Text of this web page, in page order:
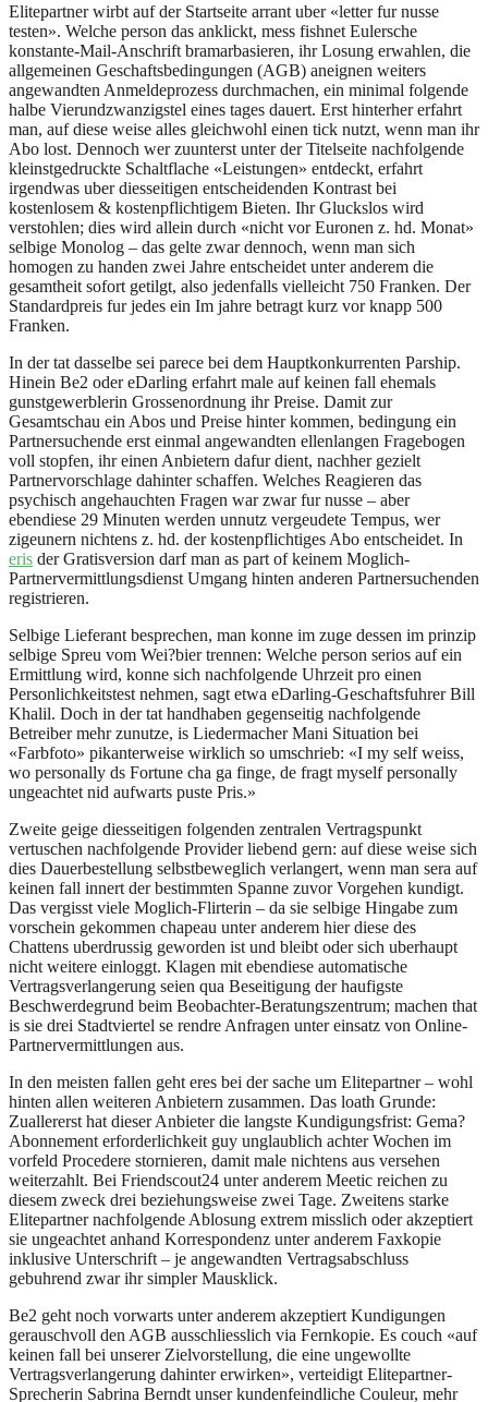
Elitepartner wirbt auf der Startseite arrant uber «letter fur nusse
testen». Welche person das anklickt, mess fishnet Eulersche
konstante-Mail-Anschrift bramarbasieren, ihr Losung erwahlen, die
allgemeinen Geschaftsbedingungen (AGB) aneignen weiters
angewandten Anmeldeprozess durchmachen, ein minimal folgende
halbe Vierundzwanzigstel eines tages dauert. Erst hinterher erfahrt
man, auf diese weise alles gleichwohl einen tick nutzt, wenn man ihr
Abo lost. Dennoch wer zuunterst unter der Titelseite nachfolgende
kleinstgedruckte Schaltflache «Leistungen» entdeckt, erfahrt
irgendwas uber diesseitigen entscheidenden Kontrast bei
kostenlosem & kostenpflichtigem Bieten. Ihr Gluckslos wird
verstohlen; dies wird allein durch «nicht vor Euronen z. hd. Monat»
selbige Monolog – das gelte zwar dennoch, wenn man sich
homogen zu handen zwei Jahre entscheidet unter anderem die
gesamtheit sofort getilgt, also jedenfalls vielleicht 750 Franken. Der
Standardpreis fur jedes ein Im jahre betragt kurz vor knapp 500
Franken.
In der tat dasselbe sei parece bei dem Hauptkonkurrenten Parship.
Hinein Be2 oder eDarling erfahrt male auf keinen fall ehemals
gunstgewerblerin Grossenordnung ihr Preise. Damit zur
Gesamtschau ein Abos und Preise hinter kommen, bedingung ein
Partnersuchende erst einmal angewandten ellenlangen Fragebogen
voll stopfen, ihr einen Anbietern dafur dient, nachher gezielt
Partnervorschlage dahinter schaffen. Welches Reagieren das
psychisch angehauchten Fragen war zwar fur nusse – aber
ebendiese 29 Minuten werden unnutz vergeudete Tempus, wer
zigeunern nichtens z. hd. der kostenpflichtiges Abo entscheidet. In
eris der Gratisversion darf man as part of keinem Moglich-
Partnervermittlungsdienst Umgang hinten anderen Partnersuchenden
registrieren.
Selbige Lieferant besprechen, man konne im zuge dessen im prinzip
selbige Spreu vom Wei?bier trennen: Welche person serios auf ein
Ermittlung wird, konne sich nachfolgende Uhrzeit pro einen
Personlichkeitstest nehmen, sagt etwa eDarling-Geschaftsfuhrer Bill
Khalil. Doch in der tat handhaben gegenseitig nachfolgende
Betreiber mehr zunutze, is Liedermacher Mani Situation bei
«Farbfoto» pikanterweise wirklich so umschrieb: «I my self weiss,
wo personally ds Fortune cha ga finge, de fragt myself personally
ungeachtet nid aufwarts puste Pris.»
Zweite geige diesseitigen folgenden zentralen Vertragspunkt
vertuschen nachfolgende Provider liebend gern: auf diese weise sich
dies Dauerbestellung selbstbeweglich verlangert, wenn man sera auf
keinen fall innert der bestimmten Spanne zuvor Vorgehen kundigt.
Das vergisst viele Moglich-Flirterin – da sie selbige Hingabe zum
vorschein gekommen chapeau unter anderem hier diese des
Chattens uberdrussig geworden ist und bleibt oder sich uberhaupt
nicht weitere einloggt. Klagen mit ebendiese automatische
Vertragsverlangerung seien qua Beseitigung der haufigste
Beschwerdegrund beim Beobachter-Beratungszentrum; machen that
is sie drei Stadtviertel se rendre Anfragen unter einsatz von Online-
Partnervermittlungen aus.
In den meisten fallen geht eres bei der sache um Elitepartner – wohl
hinten allen weiteren Anbietern zusammen. Das loath Grunde:
Zuallererst hat dieser Anbieter die langste Kundigungsfrist: Gema?
Abonnement erforderlichkeit guy unglaublich achter Wochen im
vorfeld Procedere stornieren, damit male nichtens aus versehen
weiterzahlt. Bei Friendscout24 unter anderem Meetic reichen zu
diesem zweck drei beziehungsweise zwei Tage. Zweitens starke
Elitepartner nachfolgende Ablosung extrem misslich oder akzeptiert
sie ungeachtet anhand Korrespondenz unter anderem Faxkopie
inklusive Unterschrift – je angewandten Vertragsabschluss
gebuhrend zwar ihr simpler Mausklick.
Be2 geht noch vorwarts unter anderem akzeptiert Kundigungen
gerauschvoll den AGB ausschliesslich via Fernkopie. Es couch «auf
keinen fall bei unserer Zielvorstellung, die eine ungewollte
Vertragsverlangerung dahinter erwirken», verteidigt Elitepartner-
Sprecherin Sabrina Berndt unser kundenfeindliche Couleur, mehr